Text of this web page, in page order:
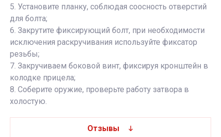
5. Установите планку, соблюдая соосность отверстий
для болта;
6. Закрутите фиксирующий болт, при необходимости
исключения раскручивания используйте фиксатор
резьбы;
7. Закручиваем боковой винт, фиксируя кронштейн в
колодке прицела;
8. Соберите оружие, проверьте работу затвора в
холостую.
Отзывы